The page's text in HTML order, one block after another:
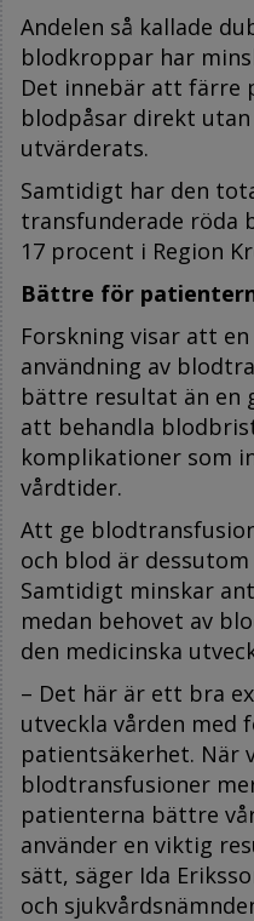
Andelen så kallade
blodkroppar har
Det innebär att färre
blodpåsar direkt
utvärderats.
Samtidigt har den
transfunderade röda
17 procent i Region
Bättre för
Forskning visar att
användning av
bättre resultat än en
att behandla
komplikationer som
vårdtider.
Att ge
och blod är
Samtidigt minskar
medan behovet av
den medicinska
– Det här är ett bra
utveckla vården med
patientsäkerhet. När
blodtransfusioner
patienterna bättre
använder en viktig
sätt, säger Ida
och